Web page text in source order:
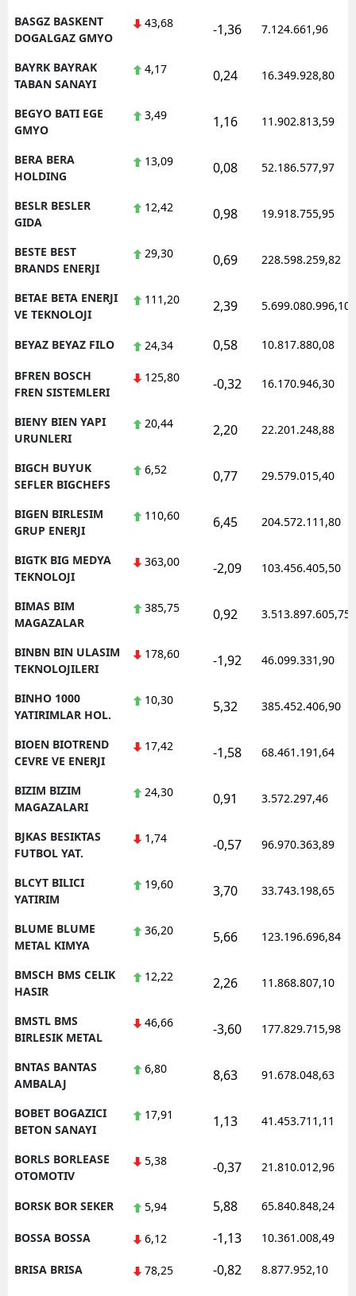
BASGZ BASKENT
DOGALGAZ GMYO
43,68 -1,36 7.124.661,96
BAYRK BAYRAK
TABAN SANAYI
4,17 0,24 16.349.928,80
BEGYO BATI EGE
GMYO
3,49 1,16 11.902.813,59
BERA BERA
HOLDING
13,09 0,08 52.186.577,97
BESLR BESLER
GIDA
12,42 0,98 19.918.755,95
BESTE BEST
BRANDS ENERJI
29,30 0,69 228.598.259,82
BETAE BETA ENERJI
VE TEKNOLOJI
111,20 2,39 5.699.080.996,10
BEYAZ BEYAZ FILO 24,34 0,58 10.817.880,08
BFREN BOSCH
FREN SISTEMLERI
125,80 -0,32 16.170.946,30
BIENY BIEN YAPI
URUNLERI
20,44 2,20 22.201.248,88
BIGCH BUYUK
SEFLER BIGCHEFS
6,52 0,77 29.579.015,40
BIGEN BIRLESIM
GRUP ENERJI
110,60 6,45 204.572.111,80
BIGTK BIG MEDYA
TEKNOLOJI
363,00 -2,09 103.456.405,50
BIMAS BIM
MAGAZALAR
385,75 0,92 3.513.897.605,75
BINBN BIN ULASIM
TEKNOLOJILERI
178,60 -1,92 46.099.331,90
BINHO 1000
YATIRIMLAR HOL.
10,30 5,32 385.452.406,90
BIOEN BIOTREND
CEVRE VE ENERJI
17,42 -1,58 68.461.191,64
BIZIM BIZIM
MAGAZALARI
24,30 0,91 3.572.297,46
BJKAS BESIKTAS
FUTBOL YAT.
1,74 -0,57 96.970.363,89
BLCYT BILICI
YATIRIM
19,60 3,70 33.743.198,65
BLUME BLUME
METAL KIMYA
36,20 5,66 123.196.696,84
BMSCH BMS CELIK
HASIR
12,22 2,26 11.868.807,10
BMSTL BMS
BIRLESIK METAL
46,66 -3,60 177.829.715,98
BNTAS BANTAS
AMBALAJ
6,80 8,63 91.678.048,63
BOBET BOGAZICI
BETON SANAYI
17,91 1,13 41.453.711,11
BORLS BORLEASE
OTOMOTIV
5,38 -0,37 21.810.012,96
BORSK BOR SEKER 5,94 5,88 65.840.848,24
BOSSA BOSSA 6,12 -1,13 10.361.008,49
BRISA BRISA 78,25 -0,82 8.877.952,10